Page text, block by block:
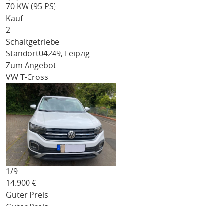
70 KW (95 PS)
Kauf
2
Schaltgetriebe
Standort04249, Leipzig
Zum Angebot
VW T-Cross
1/9
14.900 €
Guter Preis